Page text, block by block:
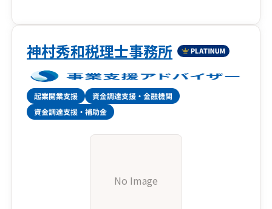
神村秀和税理士事務所
No Image